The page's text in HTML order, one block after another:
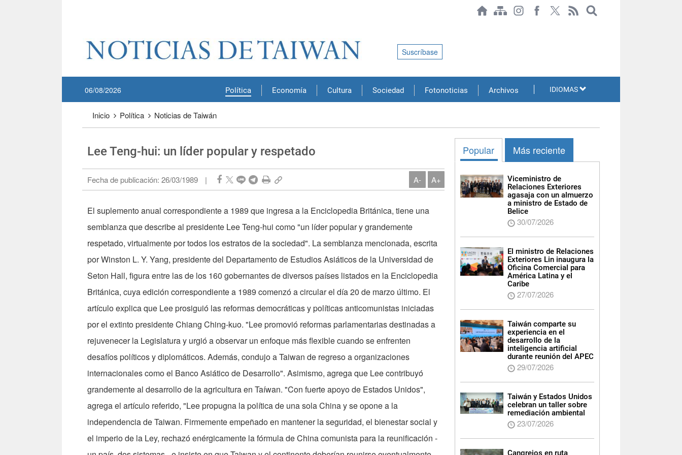
Política Economía Cultura Sociedad Fotonoticias Archivos
06/08/2026
Suscríbase
IDIOMAS
Inicio Política Noticias de Taiwán
Lee Teng-hui: un líder popular y respetado
Fecha de publicación: 26/03/1989 | A- A+
El suplemento anual corres­pondiente a 1989 que ingresa a la Enciclopedia Británica, tiene una
semblanza que describe al presidente Lee Teng-hui como "un líder popular y grande­mente
respetado, virtualmente por todos los estratos de la sociedad". La semblanza mencionada, escrita
por Winston L. Y. Yang, presidente del Departamento de Estudios Asiáticos de la Uni­versidad de
Seton Hall, figura entre las de los 160 gobernantes de diversos países listados en la Enciclopedia
Británica, cuya edición correspondiente a 1989 comenzó a circular el día 20 de marzo último. El
artículo explica que Lee prosiguió las reformas democráticas y políticas anticomunistas iniciadas
por el extinto presidente Chiang Ching-kuo. "Lee promovió reformas parlamentarias destinadas a
rejuvenecer la Legislatura y urgió a observar un enfoque más flexible cuando se enfrenten
desafíos políticos y diplomáticos. Además, condujo a Taiwan de regreso a organizaciones
internacionales como el Banco Asiá­tico de Desarrollo". Asimismo, agrega que Lee contribuyó
gran­demente al desarrollo de la agri­cultura en Taíwan. "Con fuerte apoyo de Es­tados Unidos",
agrega el artícu­lo referido, "Lee propugna la política de una sola China y se opone a la
independencia de Taiwan. Firmemente empeñado en mantener la seguridad, el bienestar social y
el imperio de la Ley, rechazó enérgicamente la fórmula de China comunista para la reunificación -
Popular Más reciente
Viceministro de
Relaciones Exteriores
agasaja con un almuerzo
a ministro de Estado de
Belice
30/07/2026
El ministro de Relaciones
Exteriores Lin inaugura la
Oficina Comercial para
América Latina y el
Caribe
27/07/2026
Taiwán comparte su
experiencia en el
desarrollo de la
inteligencia artificial
durante reunión del APEC
29/07/2026
Taiwán y Estados Unidos
celebran un taller sobre
remediación ambiental
23/07/2026
Cangrejos en ruta